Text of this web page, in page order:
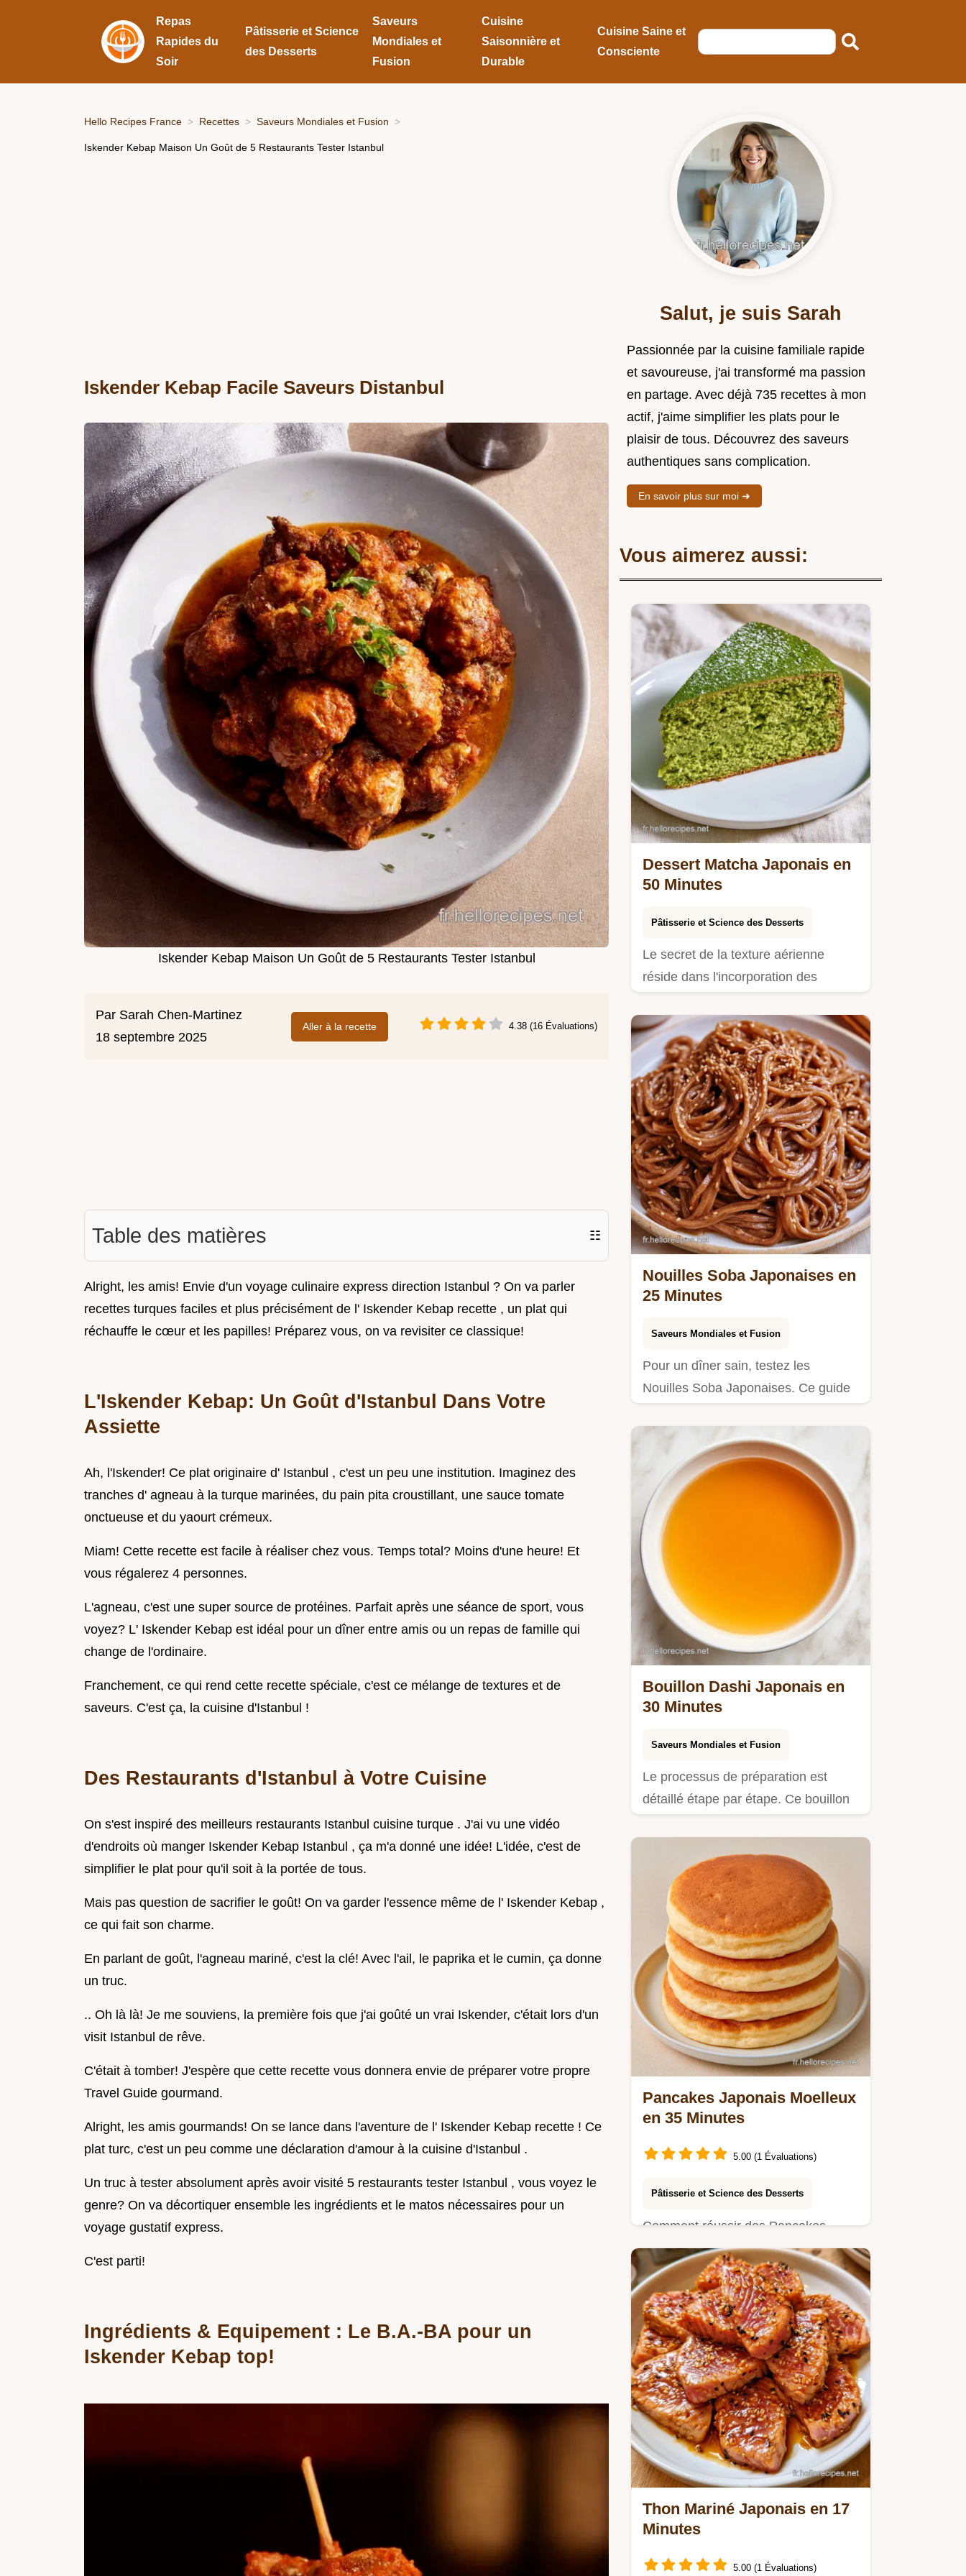
Repas
Rapides du
Soir
Pâtisserie et Science
des Desserts
Saveurs
Mondiales et
Fusion
Cuisine
Saisonnière et
Durable
Cuisine Saine et
Consciente
Hello Recipes France Recettes Saveurs Mondiales et Fusion
Iskender Kebap Maison Un Goût de 5 Restaurants Tester Istanbul
Iskender Kebap Facile Saveurs Distanbul
Iskender Kebap Maison Un Goût de 5 Restaurants Tester Istanbul
Par Sarah Chen-Martinez
18 septembre 2025
Aller à la recette 4.38 (16 Évaluations)
Table des matières ☷
Alright, les amis! Envie d'un voyage culinaire express direction Istanbul ? On va parler
recettes turques faciles et plus précisément de l' Iskender Kebap recette , un plat qui
réchauffe le cœur et les papilles! Préparez vous, on va revisiter ce classique!
L'Iskender Kebap: Un Goût d'Istanbul Dans Votre
Assiette
Ah, l'Iskender! Ce plat originaire d' Istanbul , c'est un peu une institution. Imaginez des
tranches d' agneau à la turque marinées, du pain pita croustillant, une sauce tomate
onctueuse et du yaourt crémeux.
Miam! Cette recette est facile à réaliser chez vous. Temps total? Moins d'une heure! Et
vous régalerez 4 personnes.
L'agneau, c'est une super source de protéines. Parfait après une séance de sport, vous
voyez? L' Iskender Kebap est idéal pour un dîner entre amis ou un repas de famille qui
change de l'ordinaire.
Franchement, ce qui rend cette recette spéciale, c'est ce mélange de textures et de
saveurs. C'est ça, la cuisine d'Istanbul !
Des Restaurants d'Istanbul à Votre Cuisine
On s'est inspiré des meilleurs restaurants Istanbul cuisine turque . J'ai vu une vidéo
d'endroits où manger Iskender Kebap Istanbul , ça m'a donné une idée! L'idée, c'est de
simplifier le plat pour qu'il soit à la portée de tous.
Mais pas question de sacrifier le goût! On va garder l'essence même de l' Iskender Kebap ,
ce qui fait son charme.
En parlant de goût, l'agneau mariné, c'est la clé! Avec l'ail, le paprika et le cumin, ça donne
un truc.
.. Oh là là! Je me souviens, la première fois que j'ai goûté un vrai Iskender, c'était lors d'un
visit Istanbul de rêve.
C'était à tomber! J'espère que cette recette vous donnera envie de préparer votre propre
Travel Guide gourmand.
Alright, les amis gourmands! On se lance dans l'aventure de l' Iskender Kebap recette ! Ce
plat turc, c'est un peu comme une déclaration d'amour à la cuisine d'Istanbul .
Un truc à tester absolument après avoir visité 5 restaurants tester Istanbul , vous voyez le
genre? On va décortiquer ensemble les ingrédients et le matos nécessaires pour un
voyage gustatif express.
C'est parti!
Ingrédients & Equipement : Le B.A.-BA pour un
Iskender Kebap top!
Salut, je suis Sarah
Passionnée par la cuisine familiale rapide
et savoureuse, j'ai transformé ma passion
en partage. Avec déjà 735 recettes à mon
actif, j'aime simplifier les plats pour le
plaisir de tous. Découvrez des saveurs
authentiques sans complication.
En savoir plus sur moi ➜
Vous aimerez aussi:
Dessert Matcha Japonais en
50 Minutes
Pâtisserie et Science des Desserts
Le secret de la texture aérienne
réside dans l'incorporation des
Nouilles Soba Japonaises en
25 Minutes
Saveurs Mondiales et Fusion
Pour un dîner sain, testez les
Nouilles Soba Japonaises. Ce guide
Bouillon Dashi Japonais en
30 Minutes
Saveurs Mondiales et Fusion
Le processus de préparation est
détaillé étape par étape. Ce bouillon
Pancakes Japonais Moelleux
en 35 Minutes
5.00 (1 Évaluations)
Pâtisserie et Science des Desserts
Comment réussir des Pancakes
japonais moelleux ? Obtenez un
résultat aérien grâce à l'astuce du…
Thon Mariné Japonais en 17
Minutes
5.00 (1 Évaluations)